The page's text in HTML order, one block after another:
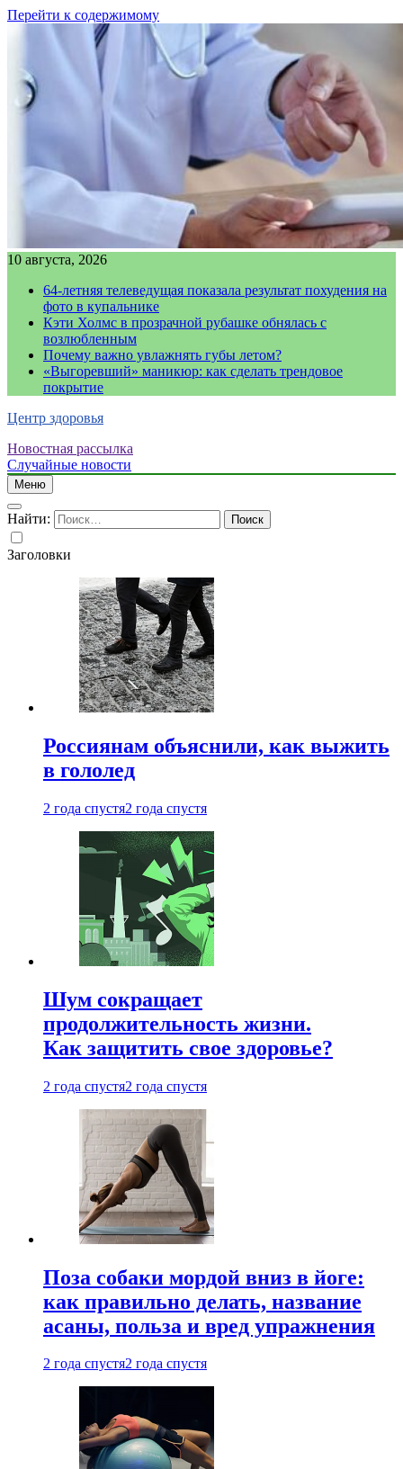
Перейти к содержимому
10 августа, 2026
64-летняя телеведущая показала результат похудения на
фото в купальнике
Кэти Холмс в прозрачной рубашке обнялась с
возлюбленным
Почему важно увлажнять губы летом?
«Выгоревший» маникюр: как сделать трендовое
покрытие
Центр здоровья
Новостная рассылка
Случайные новости
Меню
Найти:
Заголовки
Россиянам объяснили, как выжить
в гололед
2 года спустя2 года спустя
Шум сокращает
продолжительность жизни.
Как защитить свое здоровье?
2 года спустя2 года спустя
Поза собаки мордой вниз в йоге:
как правильно делать, название
асаны, польза и вред упражнения
2 года спустя2 года спустя